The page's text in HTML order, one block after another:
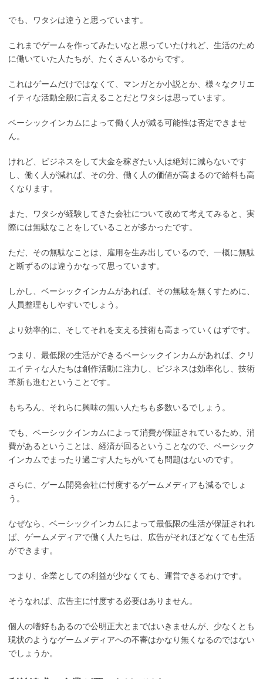
でも、ワタシは違うと思っています。
これまでゲームを作ってみたいなと思っていたけれど、生活のため
に働いていた人たちが、たくさんいるからです。
これはゲームだけではなくて、マンガとか小説とか、様々なクリエ
イティな活動全般に言えることだとワタシは思っています。
ベーシックインカムによって働く人が減る可能性は否定できませ
ん。
けれど、ビジネスをして大金を稼ぎたい人は絶対に減らないです
し、働く人が減れば、その分、働く人の価値が高まるので給料も高
くなります。
また、ワタシが経験してきた会社について改めて考えてみると、実
際には無駄なことをしていることが多かったです。
ただ、その無駄なことは、雇用を生み出しているので、一概に無駄
と断ずるのは違うかなって思っています。
しかし、ベーシックインカムがあれば、その無駄を無くすために、
人員整理もしやすいでしょう。
より効率的に、そしてそれを支える技術も高まっていくはずです。
つまり、最低限の生活ができるベーシックインカムがあれば、クリ
エイティな人たちは創作活動に注力し、ビジネスは効率化し、技術
革新も進むということです。
もちろん、それらに興味の無い人たちも多数いるでしょう。
でも、ベーシックインカムによって消費が保証されているため、消
費があるということは、経済が回るということなので、ベーシック
インカムでまったり過ごす人たちがいても問題はないのです。
さらに、ゲーム開発会社に忖度するゲームメディアも減るでしょ
う。
なぜなら、ベーシックインカムによって最低限の生活が保証されれ
ば、ゲームメディアで働く人たちは、広告がそれほどなくても生活
ができます。
つまり、企業としての利益が少なくても、運営できるわけです。
そうなれば、広告主に忖度する必要はありません。
個人の嗜好もあるので公明正大とまではいきませんが、少なくとも
現状のようなゲームメディアへの不審はかなり無くなるのではない
でしょうか。